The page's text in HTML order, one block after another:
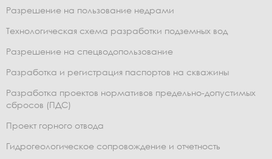
Разрешение на пользование недрами
Технологическая схема разработки подземных вод
Разрешение на спецводопользование
Разработка и регистрация паспортов на скважины
Разработка проектов нормативов предельно-допустимых
сбросов (ПДС)
Проект горного отвода
Гидрогеологическое сопровождение и отчетность